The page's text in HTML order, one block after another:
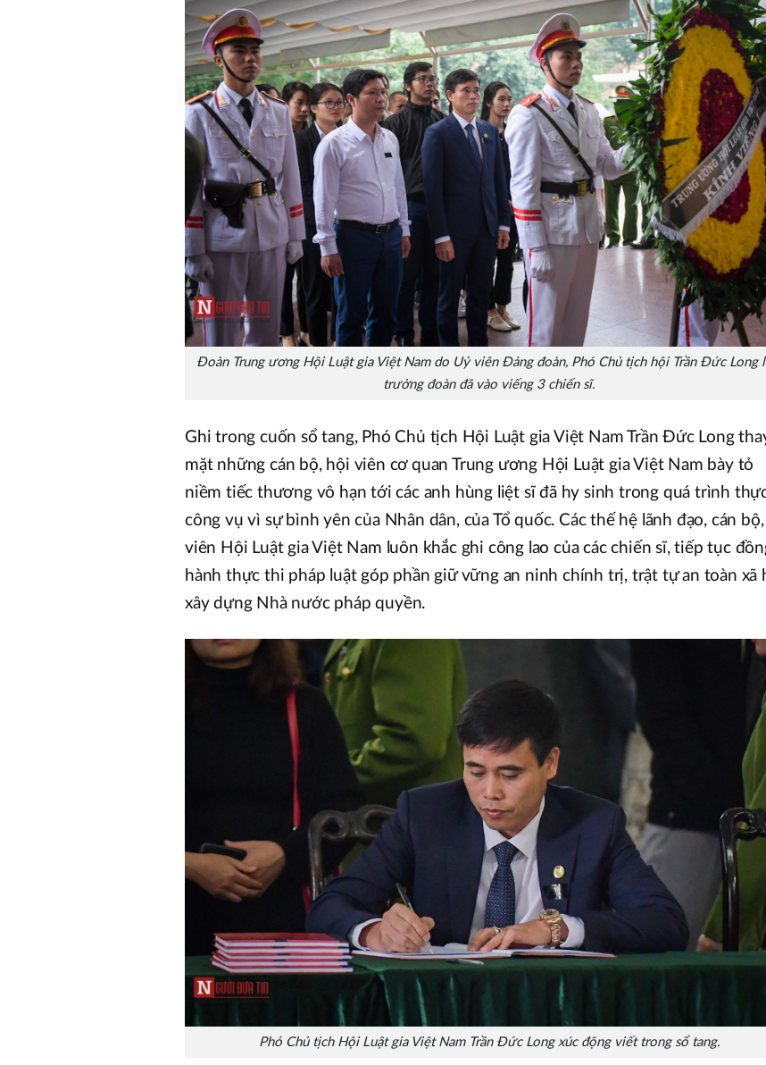
Đoàn Trung ương Hội Luật gia Việt Nam do Uỷ viên Đảng đoàn, Phó Chủ tịch hội Trần Đức Long
trưởng đoàn đã vào viếng 3 chiến sĩ.
Ghi trong cuốn sổ tang, Phó Chủ tịch Hội Luật gia Việt Nam Trần Đức Long
mặt những cán bộ, hội viên cơ quan Trung ương Hội Luật gia Việt Nam bày tỏ
niềm tiếc thương vô hạn tới các anh hùng liệt sĩ đã hy sinh trong quá trình
công vụ vì sự bình yên của Nhân dân, của Tổ quốc. Các thế hệ lãnh đạo, cán
viên Hội Luật gia Việt Nam luôn khắc ghi công lao của các chiến sĩ, tiếp tục
hành thực thi pháp luật góp phần giữ vững an ninh chính trị, trật tự an toàn xã
xây dựng Nhà nước pháp quyền.
Phó Chủ tịch Hội Luật gia Việt Nam Trần Đức Long xúc động viết trong sổ tang.